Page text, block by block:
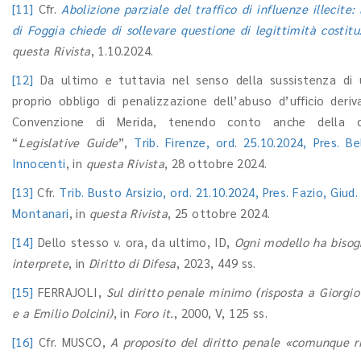
[11] Cfr. Abolizione parziale del traffico di influenze illecite:
di Foggia chiede di sollevare questione di legittimità
questa Rivista, 1.10.2024.
[12] Da ultimo e tuttavia nel senso della sussistenza di
proprio obbligo di penalizzazione dell’abuso d’ufficio
Convenzione di Merida, tenendo conto anche della
“Legislative Guide”, Trib. Firenze, ord. 25.10.2024, Pres.
Innocenti, in questa Rivista, 28 ottobre 2024.
[13] Cfr. Trib. Busto Arsizio, ord. 21.10.2024, Pres. Fazio,
Montanari, in questa Rivista, 25 ottobre 2024.
[14] Dello stesso v. ora, da ultimo, ID, Ogni modello ha
interprete, in Diritto di Difesa, 2023, 449 ss.
[15] FERRAJOLI, Sul diritto penale minimo (risposta a
e a Emilio Dolcini), in Foro it., 2000, V, 125 ss.
[16] Cfr. MUSCO, A proposito del diritto penale «comunque